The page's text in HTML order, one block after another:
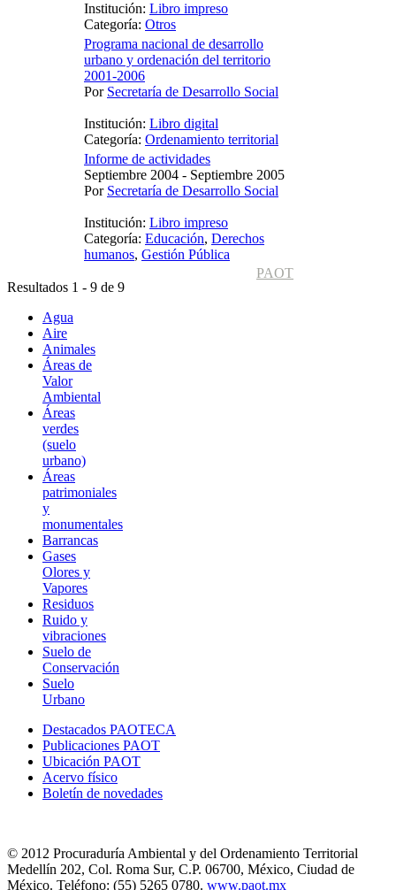
Institución: Libro impreso
Categoría: Otros
Programa nacional de desarrollo
urbano y ordenación del territorio
2001-2006
Por Secretaría de Desarrollo Social
Institución: Libro digital
Categoría: Ordenamiento territorial
Informe de actividades
Septiembre 2004 - Septiembre 2005
Por Secretaría de Desarrollo Social
Institución: Libro impreso
Categoría: Educación, Derechos
humanos, Gestión Pública
PAOT
Resultados 1 - 9 de 9
Agua
Aire
Animales
Áreas de
Valor
Ambiental
Áreas
verdes
(suelo
urbano)
Áreas
patrimoniales
y
monumentales
Barrancas
Gases
Olores y
Vapores
Residuos
Ruido y
vibraciones
Suelo de
Conservación
Suelo
Urbano
Destacados PAOTECA
Publicaciones PAOT
Ubicación PAOT
Acervo físico
Boletín de novedades
© 2012 Procuraduría Ambiental y del Ordenamiento Territorial
Medellín 202, Col. Roma Sur, C.P. 06700, México, Ciudad de
México. Teléfono: (55) 5265 0780. www.paot.mx